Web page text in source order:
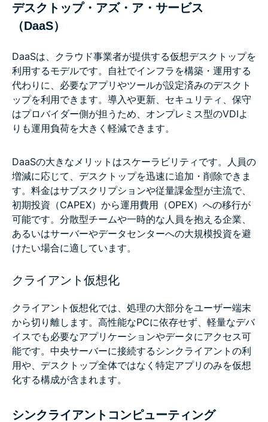
デスクトップ・アズ・ア・サービス
（DaaS）
DaaSは、クラウド事業者が提供する仮想デスクトップを
利用するモデルです。自社でインフラを構築・運用する
代わりに、必要なアプリやツールが設定済みのデスクト
ップを利用できます。導入や更新、セキュリティ、保守
はプロバイダー側が担うため、オンプレミス型のVDIよ
りも運用負荷を大きく軽減できます。
DaaSの大きなメリットはスケーラビリティです。人員の
増減に応じて、デスクトップを迅速に追加・削除できま
す。料金はサブスクリプションや従量課金型が主流で、
初期投資（CAPEX）から運用費用（OPEX）への移行が
可能です。分散型チームや一時的な人員を抱える企業、
あるいはサーバーやデータセンターへの大規模投資を避
けたい場合に適しています。
クライアント仮想化
クライアント仮想化では、処理の大部分をユーザー端末
から切り離します。高性能なPCに依存せず、軽量なデバ
イスでも必要なアプリケーションやデータにアクセス可
能です。中央サーバーに接続するシンクライアントの利
用や、デスクトップ全体ではなく特定アプリのみを仮想
化する構成が含まれます。
シンクライアントコンピューティング